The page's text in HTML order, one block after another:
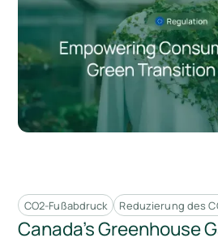
CO2-Fußabdruck Reduzierung des
Canada's Greenhouse